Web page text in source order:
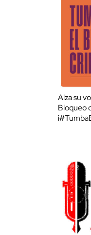
Alza su
Bloqueo